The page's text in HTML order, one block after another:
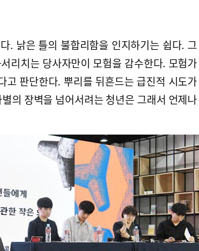
. 낡은 틀의 불합리함을 인지하기는 쉽다. 그
리치는 당사자만이 모험을 감수한다. 모험가
고 판단한다. 뿌리를 뒤흔드는 급진적 시도가
의 장벽을 넘어서려는 청년은 그래서 언제나